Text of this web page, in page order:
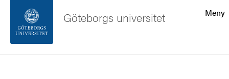
Sidfoten
Meny
Göteborgs universitet